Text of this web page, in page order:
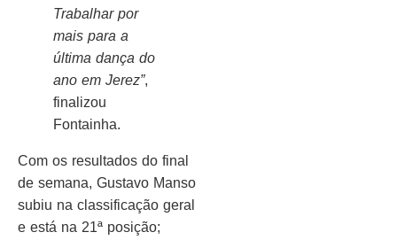
Trabalhar por
mais para a
última dança do
ano em Jerez”,
finalizou
Fontainha.
Com os resultados do final
de semana, Gustavo Manso
subiu na classificação geral
e está na 21ª posição;